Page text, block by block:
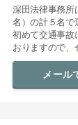
深田法律事務所
名）の計５名で
初めて交通事故
おりますので、
メール